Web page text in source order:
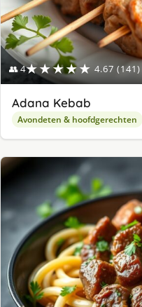
👥 4★★★★★ 4.67 (141)
Adana Kebab
Avondeten & hoofdgerechten